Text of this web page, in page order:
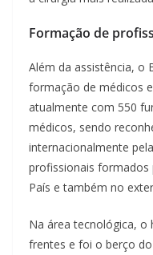
Formação de
Além da assistência, o
formação de médicos
atualmente com 550
médicos, sendo
internacionalmente
profissionais
País e também no
Na área tecnológica, o
frentes e foi o berço